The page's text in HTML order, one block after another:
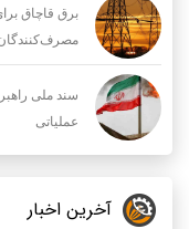
برق قاچاق
مصرف‌کنندگان؛
سند ملی
عملیاتی
آخرین اخبار